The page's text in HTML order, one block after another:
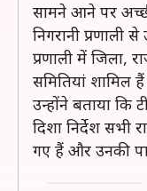
सामने आने पर
निगरानी प्रणाली
प्रणाली में जिला,
समितियां शामिल
उन्होंने बताया
दिशा निर्देश सभी
गए हैं और उनकी